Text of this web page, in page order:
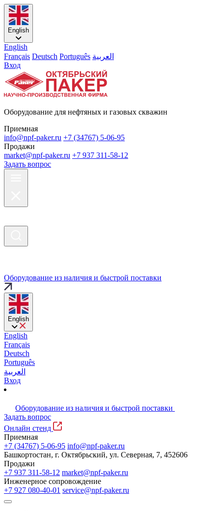
English
English
Français Deutsch Português العربية
Вход
Оборудование для нефтяных и газовых скважин
Приемная
info@npf-paker.ru +7 (34767) 5-06-95
Продажи
market@npf-paker.ru +7 937 311-58-12
Задать вопрос
Оборудование из наличия и быстрой поставки
English
English
Français
Deutsch
Português
العربية
Вход
Оборудование из наличия и быстрой поставки
Задать вопрос
Онлайн стенд
Приемная
+7 (34767) 5-06-95 info@npf-paker.ru
Башкортостан, г. Октябрьский, ул. Северная, 7, 452606
Продажи
+7 937 311-58-12 market@npf-paker.ru
Инженерное сопровождение
+7 927 080-40-01 service@npf-paker.ru